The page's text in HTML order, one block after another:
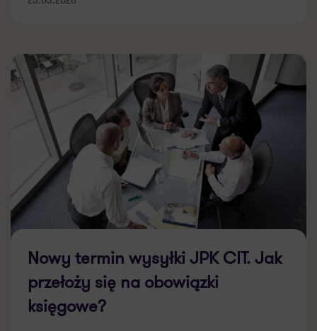
Nowy termin wysyłki JPK CIT. Jak
przełoży się na obowiązki
księgowe?